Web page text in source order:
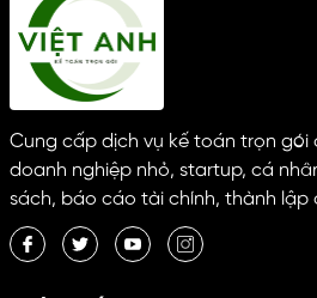
Cung cấp dịch vụ kế toán trọn gói
doanh nghiệp nhỏ, startup, cá
sách, báo cáo tài chính, thành lập